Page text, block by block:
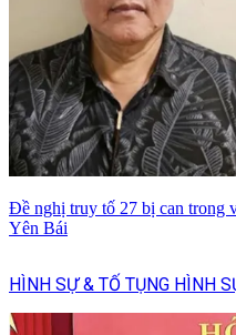
Đề nghị truy tố 27 bị can trong
Yên Bái
HÌNH SỰ & TỐ TỤNG HÌNH